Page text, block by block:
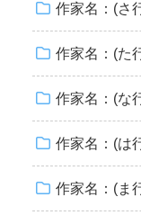
作家名：(さ
作家名：(た
作家名：(な
作家名：(は
作家名：(ま